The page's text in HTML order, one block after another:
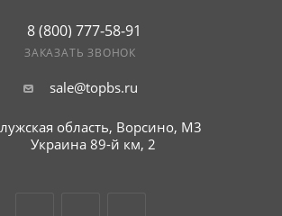
8 (800) 777-58-91
ЗАКАЗАТЬ ЗВОНОК
sale@topbs.ru
область, Ворсино, М3
Украина 89-й км, 2